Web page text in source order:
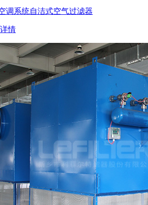
调系统自洁式空气过滤器
情